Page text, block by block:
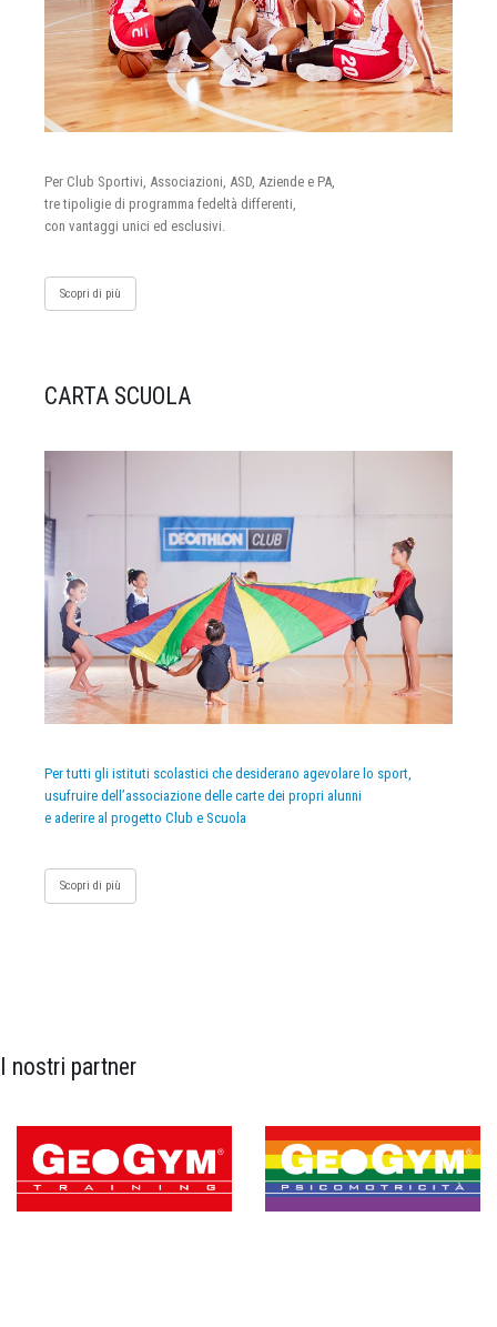
Per Club Sportivi, Associazioni, ASD, Aziende e PA,
tre tipoligie di programma fedeltà differenti,
con vantaggi unici ed esclusivi.
Scopri di più
CARTA SCUOLA
Per tutti gli istituti scolastici che desiderano agevolare lo sport,
usufruire dell’associazione delle carte dei propri alunni
e aderire al progetto Club e Scuola
Scopri di più
I nostri partner